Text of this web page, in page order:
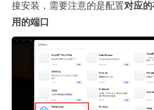
接安装，需要注意的是配置对应
用的端口